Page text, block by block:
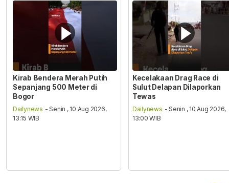
Kirab Bendera Merah Putih
Sepanjang 500 Meter di
Bogor
Dailynews - Senin , 10 Aug 2026,
13:15 WIB
Kecelakaan Drag Race di
Sulut Delapan Dilaporkan
Tewas
Dailynews - Senin , 10 Aug 2026,
13:00 WIB